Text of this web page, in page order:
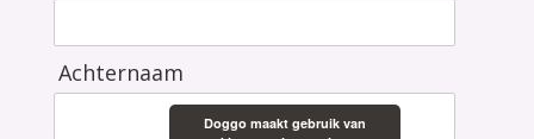
Achternaam
Doggo maakt gebruik van